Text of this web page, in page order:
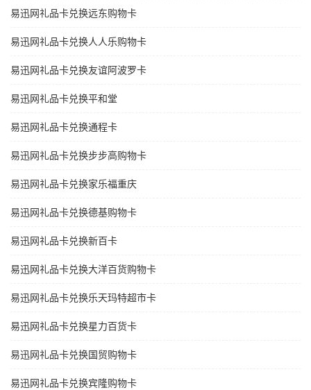
易迅网礼品卡兑换远东购物卡
易迅网礼品卡兑换人人乐购物卡
易迅网礼品卡兑换友谊阿波罗卡
易迅网礼品卡兑换平和堂
易迅网礼品卡兑换通程卡
易迅网礼品卡兑换步步高购物卡
易迅网礼品卡兑换家乐福重庆
易迅网礼品卡兑换德基购物卡
易迅网礼品卡兑换新百卡
易迅网礼品卡兑换大洋百货购物卡
易迅网礼品卡兑换乐天玛特超市卡
易迅网礼品卡兑换星力百货卡
易迅网礼品卡兑换国贸购物卡
易迅网礼品卡兑换宾隆购物卡